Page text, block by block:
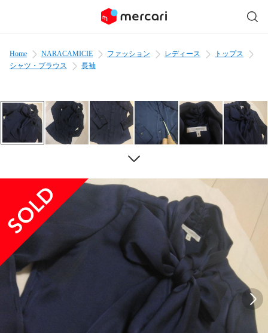
Home NARACAMICIE ファッション レディース
トップス
シャツ・ブラウス
長袖